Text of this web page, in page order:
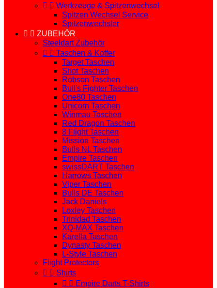
  Werkzeuge & Spitzenwechsel
Spitzen Wechsel Service
Spitzenwechsler
  ZUBEHÖR
Steeldart Zubehör
  Taschen & Koffer
Target Taschen
Shot Taschen
Robson Taschen
Bull's Fighter Taschen
One80 Taschen
Unicorn Taschen
Winmau Taschen
Red Dragon Taschen
8 Flight Taschen
Mission Taschen
Bulls NL Taschen
Empire Taschen
swissDART Taschen
Harrows Taschen
Viper Taschen
Bulls DE Taschen
Jack Daniels
Loxley Taschen
Trinidad Taschen
XQ-MAX Taschen
Karella Taschen
Dynasty Taschen
L-Style Taschen
Flight Protectors
  Shirts
  Empire Darts T-Shirts